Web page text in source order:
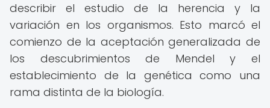
describir el estudio de la herencia y la
variación en los organismos. Esto marcó el
comienzo de la aceptación generalizada de
los descubrimientos de Mendel y el
establecimiento de la genética como una
rama distinta de la biología.